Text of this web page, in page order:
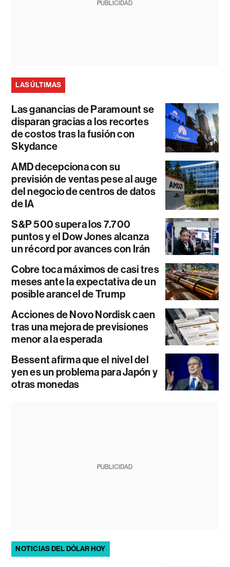
PUBLICIDAD
LAS ÚLTIMAS
Las ganancias de Paramount se
disparan gracias a los recortes
de costos tras la fusión con
Skydance
AMD decepciona con su
previsión de ventas pese al auge
del negocio de centros de datos
de IA
S&P 500 supera los 7.700
puntos y el Dow Jones alcanza
un récord por avances con Irán
Cobre toca máximos de casi tres
meses ante la expectativa de un
posible arancel de Trump
Acciones de Novo Nordisk caen
tras una mejora de previsiones
menor a la esperada
Bessent afirma que el nivel del
yen es un problema para Japón y
otras monedas
PUBLICIDAD
NOTICIAS DEL DÓLAR HOY